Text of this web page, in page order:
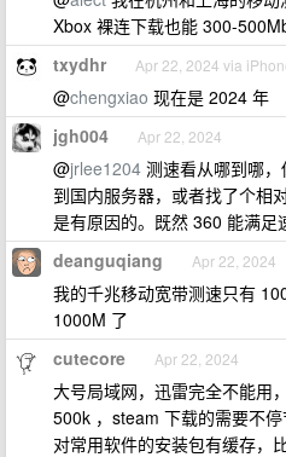
Xbox 裸连下载也能 300-
txydhr Apr 22, 2024 via
@chengxiao 现在是 2024 年
jgh004 Apr 22, 2024
@jrlee1204 测速看从哪到哪
到国内服务器，或者找了个相
是有原因的。既然 360 能满足
deanguqiang Apr 22, 2024
我的千兆移动宽带测速只有
1000M 了
cutecore Apr 22, 2024
大号局域网，迅雷完全不能用
500k ，steam 下载的需要不
对常用软件的安装包有缓存，